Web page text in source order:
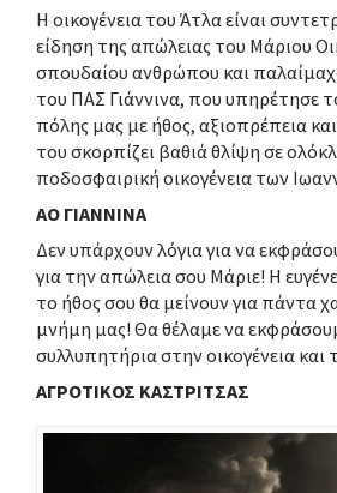
Η οικογένεια του Άτλα είναι
είδηση της απώλειας του Μάριου
σπουδαίου ανθρώπου και
του ΠΑΣ Γιάννινα, που υπηρέτησε
πόλης μας με ήθος, αξιοπρέπεια
του σκορπίζει βαθιά θλίψη σε
ποδοσφαιρική οικογένεια των
ΑΟ ΓΙΑΝΝΙΝΑ
Δεν υπάρχουν λόγια για να
για την απώλεια σου Μάριε! Η
το ήθος σου θα μείνουν για πάντα
μνήμη μας! Θα θέλαμε να
συλλυπητήρια στην οικογένεια και
ΑΓΡΟΤΙΚΟΣ ΚΑΣΤΡΙΤΣΑΣ